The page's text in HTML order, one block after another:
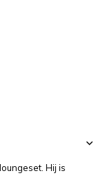
Hij is